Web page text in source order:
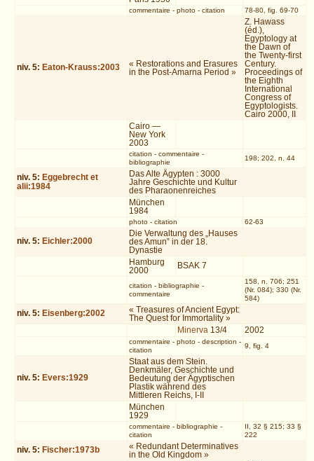
commentaire - photo- citation 78-80, fig. 69-70
niv. 5: Eaton-Krauss:2003
« Restorations and Erasures
in the Post-Amarna Period »
Z. Hawass
(éd.),
Egyptology at
the Dawn of
the Twenty-first
Century.
Proceedings of
the Eighth
International
Congress of
Egyptologists.
Cairo 2000, II
Cairo —
New York
2003
citation - commentaire -
bibliographie
198; 202, n. 44
niv. 5: Eggebrecht et
alii:1984
Das Alte Ägypten : 3000
Jahre Geschichte und Kultur
des Pharaonenreiches
München
1984
photo- citation 62-63
niv. 5: Eichler:2000
Die Verwaltung des „Hauses
des Amun‟ in der 18.
Dynastie
Hamburg
2000
BSAK 7
citation - bibliographie -
commentaire
158, n. 706; 251
(Nr. 084); 330 (Nr.
584)
niv. 5: Eisenberg:2002
« Treasures of Ancient Egypt:
The Quest for Immortality »
Minerva 13/4 2002
commentaire - photo- description -
citation
9, fig. 4
niv. 5: Evers:1929
Staat aus dem Stein.
Denkmäler, Geschichte und
Bedeutung der Ägyptischen
Plastik während des
Mittleren Reichs, I-II
München
1929
commentaire - bibliographie -
citation
II, 32 § 215; 33 §
222
niv. 5: Fischer:1973b
« Redundant Determinatives
in the Old Kingdom »